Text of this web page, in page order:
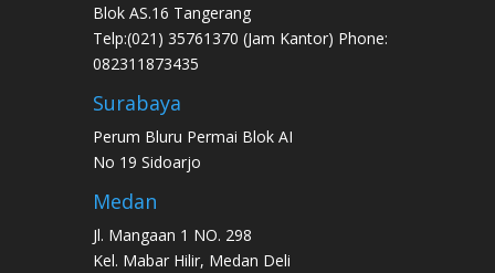
Blok AS.16 Tangerang
Telp:(021) 35761370 (Jam Kantor) Phone:
082311873435
Surabaya
Perum Bluru Permai Blok AI
No 19 Sidoarjo
Medan
Jl. Mangaan 1 NO. 298
Kel. Mabar Hilir, Medan Deli